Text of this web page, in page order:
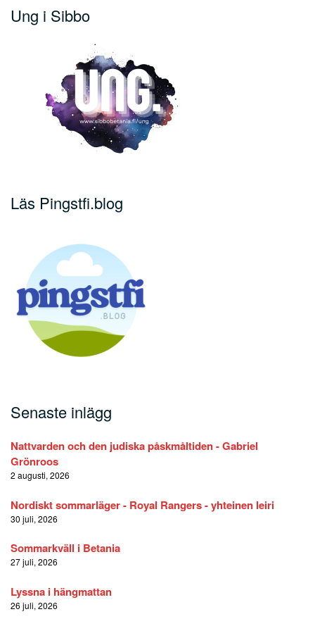
Ung i Sibbo
Läs Pingstfi.blog
Senaste inlägg
Nattvarden och den judiska påskmåltiden - Gabriel
Grönroos
2 augusti, 2026
Nordiskt sommarläger - Royal Rangers - yhteinen leiri
30 juli, 2026
Sommarkväll i Betania
27 juli, 2026
Lyssna i hängmattan
26 juli, 2026